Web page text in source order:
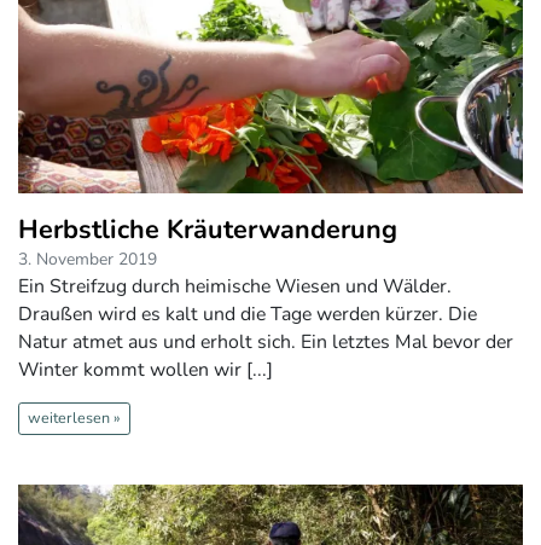
Herbstliche Kräuterwanderung
3. November 2019
Ein Streifzug durch heimische Wiesen und Wälder.
Draußen wird es kalt und die Tage werden kürzer. Die
Natur atmet aus und erholt sich. Ein letztes Mal bevor der
Winter kommt wollen wir [...]
weiterlesen »